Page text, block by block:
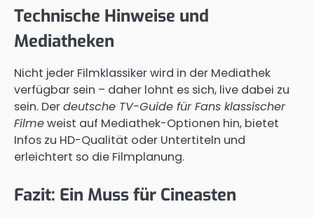
Technische Hinweise und
Mediatheken
Nicht jeder Filmklassiker wird in der Mediathek
verfügbar sein – daher lohnt es sich, live dabei zu
sein. Derdeutsche TV-Guide für Fans klassischer
Filmeweist auf Mediathek-Optionen hin, bietet
Infos zu HD-Qualität oder Untertiteln und
erleichtert so die Filmplanung.
Fazit: Ein Muss für Cineasten